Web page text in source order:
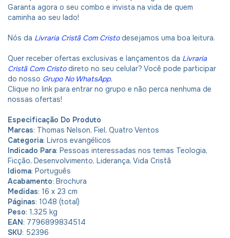
Garanta agora o seu combo e invista na vida de quem
caminha ao seu lado!
Nós da Livraria Cristã Com Cristo desejamos uma boa leitura.
Quer receber ofertas exclusivas e lançamentos da Livraria
Cristã Com Cristodireto no seu celular? Você pode participar
do nosso Grupo No WhatsApp.
Clique no link para entrar no grupo e não perca nenhuma de
nossas ofertas!
Especificação Do Produto
Marcas: Thomas Nelson, Fiel, Quatro Ventos
Categoria: Livros evangélicos
Indicado Para: Pessoas interessadas nos temas Teologia,
Ficção, Desenvolvimento, Liderança, Vida Cristã
Idioma: Português
Acabamento: Brochura
Medidas: 16 x 23 cm
Páginas: 1048 (total)
Peso: 1,325 kg
EAN: 7796899834514
SKU: 52396